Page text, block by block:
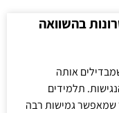
בהשוואה
אותה
תלמידים
שמאפשר גמישות רבה